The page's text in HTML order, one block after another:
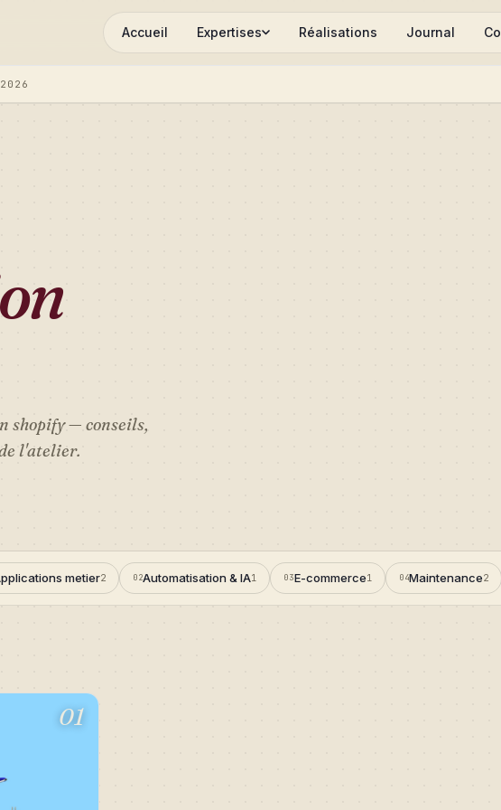
Accueil Expertises Réalisations Journal
shopify— conseils,
l'atelier.
metier2 02Automatisation & IA1 03E-commerce1 04Maintenance2
01